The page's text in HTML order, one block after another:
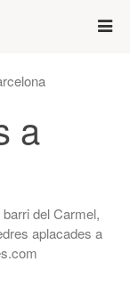
a
del Carmel,
aplacades a